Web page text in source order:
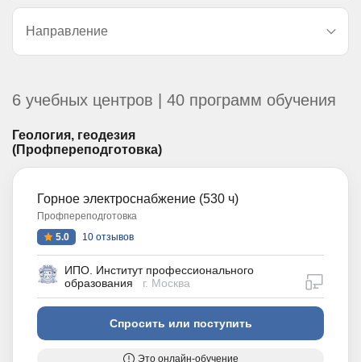
Направление
6 учебных центров | 40 программ обучения
Геология, геодезия
(Профпереподготовка)
Горное электроснабжение (530 ч)
Профпереподготовка
5.0
10 отзывов
ИПО. Институт профессионального
образования
г. Москва
Спросить или поступить
Это онлайн-обучение